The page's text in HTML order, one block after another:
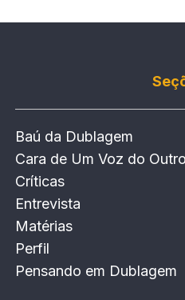
Baú da Dublagem
Cara de Um Voz do Outro
Críticas
Entrevista
Matérias
Perfil
Pensando em Dublagem